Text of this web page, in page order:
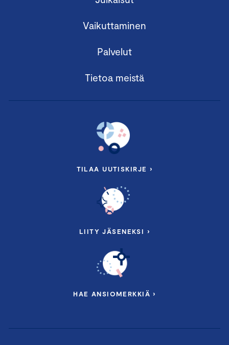
Vaikuttaminen
Palvelut
Tietoa meistä
TILAA UUTISKIRJE ›
LIITY JÄSENEKSI ›
HAE ANSIOMERKKIÄ ›